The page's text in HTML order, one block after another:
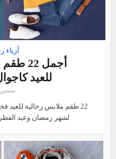
أزياء
أجمل
للعيد
22 طقم ملابس رجالية للعيد
لشهر رمضان وعيد